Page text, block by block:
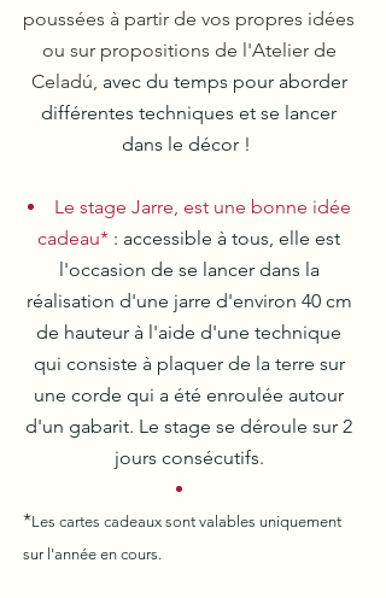
poussées à partir de vos propres idées
ou sur propositions de l'Atelier de
Celadú, avec du temps pour aborder
différentes techniques et se lancer
dans le décor !
Le stage Jarre, est une bonne idée
cadeau* : accessible à tous, elle est
l'occasion de se lancer dans la
réalisation d'une jarre d'environ 40 cm
de hauteur à l'aide d'une technique
qui consiste à plaquer de la terre sur
une corde qui a été enroulée autour
d'un gabarit. Le stage se déroule sur 2
jours consécutifs.
*Les cartes cadeaux sont valables uniquement
sur l'année en cours.